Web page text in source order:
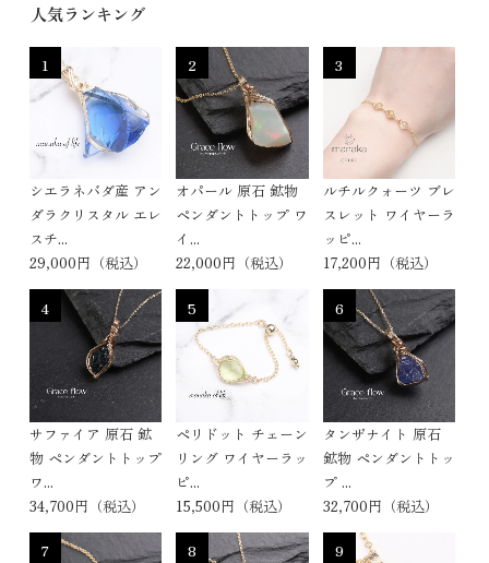
人気ランキング
1
シエラネバダ産 アン
ダラクリスタル エレ
スチ...
29,000円（税込）
2
オパール 原石 鉱物
ペンダントトップ ワ
イ...
22,000円（税込）
3
ルチルクォーツ ブレ
スレット ワイヤーラ
ッピ...
17,200円（税込）
4
サファイア 原石 鉱
物 ペンダントトップ
ワ...
34,700円（税込）
5
ペリドット チェーン
リング ワイヤーラッ
ピ...
15,500円（税込）
6
タンザナイト 原石
鉱物 ペンダントトッ
プ ...
32,700円（税込）
7 8 9